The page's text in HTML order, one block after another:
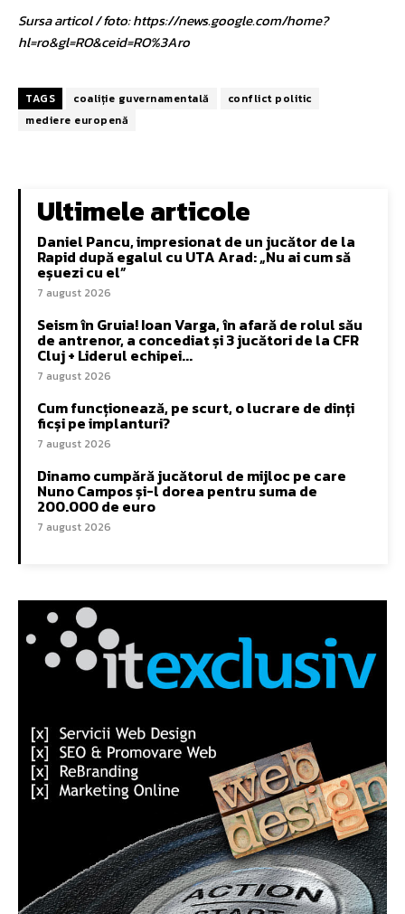
Sursa articol / foto: https://news.google.com/home?
hl=ro&gl=RO&ceid=RO%3Aro
TAGS coaliție guvernamentală
conflict politic
mediere europenă
Ultimele articole
Daniel Pancu, impresionat de un jucător de la
Rapid după egalul cu UTA Arad: „Nu ai cum să
eșuezi cu el”
7 august 2026
Seism în Gruia! Ioan Varga, în afară de rolul său
de antrenor, a concediat și 3 jucători de la CFR
Cluj + Liderul echipei...
7 august 2026
Cum funcționează, pe scurt, o lucrare de dinți
ficși pe implanturi?
7 august 2026
Dinamo cumpără jucătorul de mijloc pe care
Nuno Campos și-l dorea pentru suma de
200.000 de euro
7 august 2026